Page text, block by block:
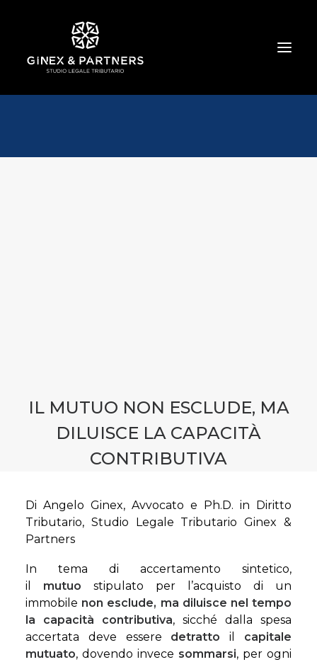
CHI SIAMO
IL MUTUO NON ESCLUDE, MA
DILUISCE LA CAPACITÀ
CONTRIBUTIVA
Di Angelo Ginex, Avvocato e Ph.D. in Diritto
Tributario, Studio Legale Tributario Ginex &
Partners
In tema di accertamento sintetico,
il mutuo stipulato per l’acquisto di un
immobile non esclude, ma diluisce nel tempo
la capacità contributiva, sicché dalla spesa
accertata deve essere detratto il capitale
mutuato, dovendo invece sommarsi, per ogni